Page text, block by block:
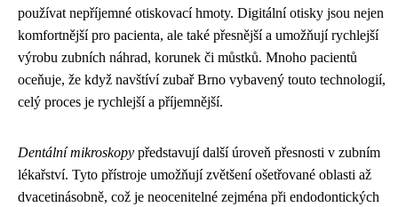
používat nepříjemné otiskovací hmoty. Digitální otisky jsou nejen
komfortnější pro pacienta, ale také přesnější a umožňují rychlejší
výrobu zubních náhrad, korunek či můstků. Mnoho pacientů
oceňuje, že když navštíví zubař Brno vybavený touto technologií,
celý proces je rychlejší a příjemnější.
Dentální mikroskopy představují další úroveň přesnosti v zubním
lékařství. Tyto přístroje umožňují zvětšení ošetřované oblasti až
dvacetinásobně, což je neocenitelné zejména při endodontických